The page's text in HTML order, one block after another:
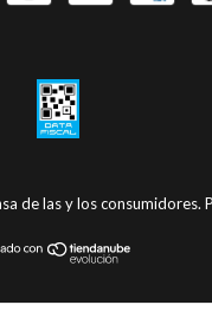
de las y los consumidores.